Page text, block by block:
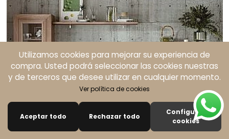
Columna izquierda Buscar Carro
0
Utilizamos cookies para mejorar su experiencia de
compra. Usted podrá seleccionar las cookies nuestras
y de terceros que desee utilizar en cualquier momento.
Ver política de cookies
Aceptar todo Rechazar todo
Configurar
cookies